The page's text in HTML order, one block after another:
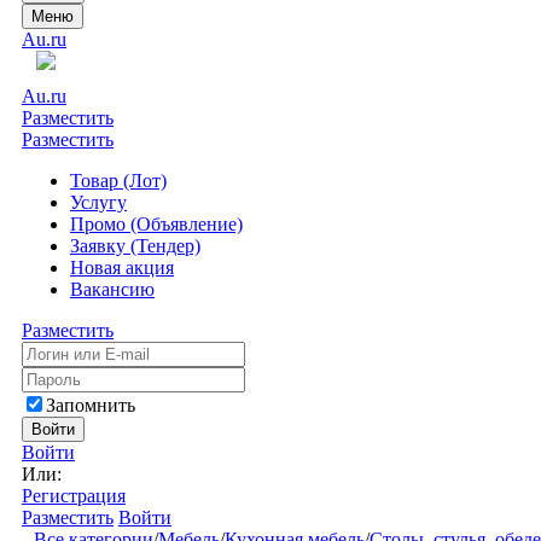
Меню
Au.ru
Au.ru
Разместить
Разместить
Товар (Лот)
Услугу
Промо (Объявление)
Заявку (Тендер)
Новая акция
Вакансию
Разместить
Запомнить
Войти
Войти
Или:
Регистрация
Разместить Войти